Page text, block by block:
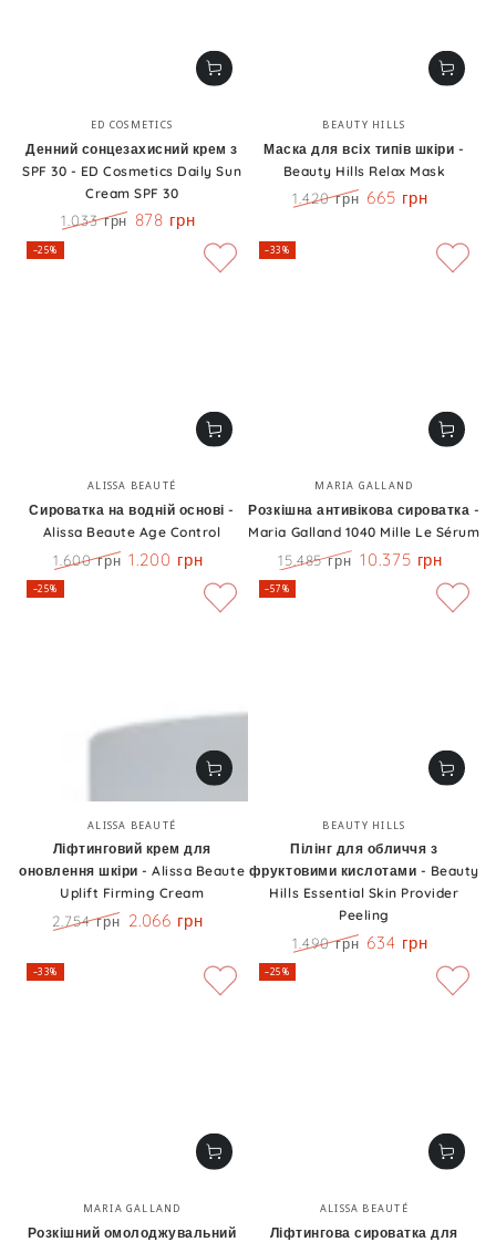
Бренд:
ED COSMETICS
Денний сонцезахисний крем з
SPF 30 - ED Cosmetics Daily Sun
Cream SPF 30
Ціна
1.033 грн 878 грн
Бренд:
BEAUTY HILLS
Маска для всіх типів шкіри -
Beauty Hills Relax Mask
1.420 грн 665 грн
Бренд:
ALISSA BEAUTÉ
Сироватка на водній основі -
Alissa Beaute Age Control
Ціна
1.600 грн 1.200 грн
–25%
Бренд:
MARIA GALLAND
Розкішна антивікова сироватка -
Maria Galland 1040 Mille Le Sérum
Ціна
15.485 грн 10.375 грн
–33%
Бренд:
ALISSA BEAUTÉ
Ліфтинговий крем для
оновлення шкіри - Alissa Beaute
Uplift Firming Cream
2.754 грн 2.066 грн
–25%
Бренд:
BEAUTY HILLS
Пілінг для обличчя з
фруктовими кислотами - Beauty
Hills Essential Skin Provider
Peeling
Ціна
1.490 грн 634 грн
–57%
Бренд:
MARIA GALLAND
Розкішний омолоджувальний
–33%
Бренд:
ALISSA BEAUTÉ
Ліфтингова сироватка для
–25%